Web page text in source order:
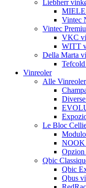
Liebherr
MIELE
Vintec
Vintec
VKC
WITT
Della Marta
Vinreoler
Alle Vinreoler
Le Bloc
NOOK
Qbic
Qbic
Qbus